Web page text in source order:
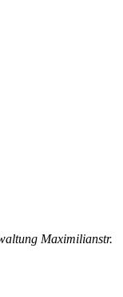
Maximilianstr.